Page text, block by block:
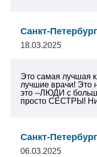
Санкт-Петербург
18.03.2025
Это самая лучшая
лучшие врачи! Это
это --ЛЮДИ с
просто СЕСТРЫ!
Санкт-Петербург
06.03.2025